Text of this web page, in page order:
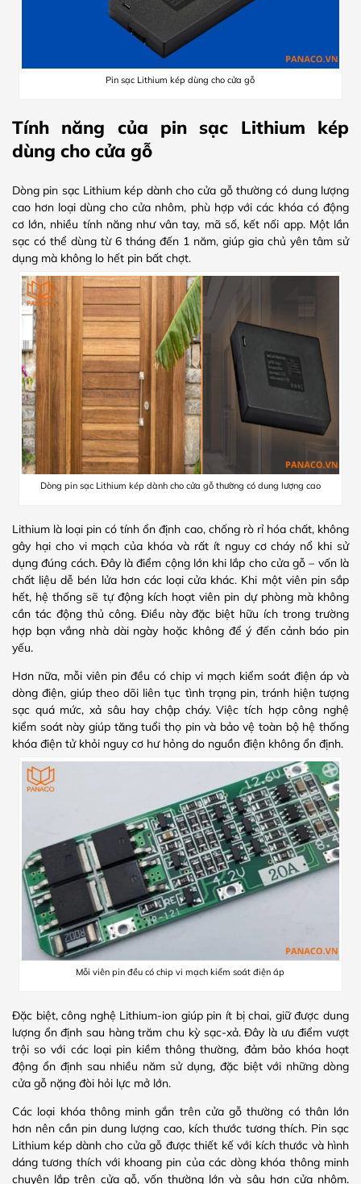
Pin sạc Lithium kép dùng cho cửa gỗ
Tính năng của pin sạc Lithium kép
dùng cho cửa gỗ
Dòng pin sạc Lithium kép dành cho cửa gỗ thường có dung lượng
cao hơn loại dùng cho cửa nhôm, phù hợp với các khóa có động
cơ lớn, nhiều tính năng như vân tay, mã số, kết nối app. Một lần
sạc có thể dùng từ 6 tháng đến 1 năm, giúp gia chủ yên tâm sử
dụng mà không lo hết pin bất chợt.
Dòng pin sạc Lithium kép dành cho cửa gỗ thường có dung lượng cao
Lithium là loại pin có tính ổn định cao, chống rò rỉ hóa chất, không
gây hại cho vi mạch của khóa và rất ít nguy cơ cháy nổ khi sử
dụng đúng cách. Đây là điểm cộng lớn khi lắp cho cửa gỗ – vốn là
chất liệu dễ bén lửa hơn các loại cửa khác. Khi một viên pin sắp
hết, hệ thống sẽ tự động kích hoạt viên pin dự phòng mà không
cần tác động thủ công. Điều này đặc biệt hữu ích trong trường
hợp bạn vắng nhà dài ngày hoặc không để ý đến cảnh báo pin
yếu.
Hơn nữa, mỗi viên pin đều có chip vi mạch kiểm soát điện áp và
dòng điện, giúp theo dõi liên tục tình trạng pin, tránh hiện tượng
sạc quá mức, xả sâu hay chập cháy. Việc tích hợp công nghệ
kiểm soát này giúp tăng tuổi thọ pin và bảo vệ toàn bộ hệ thống
khóa điện tử khỏi nguy cơ hư hỏng do nguồn điện không ổn định.
Mỗi viên pin đều có chip vi mạch kiểm soát điện áp
Đặc biệt, công nghệ Lithium-ion giúp pin ít bị chai, giữ được dung
lượng ổn định sau hàng trăm chu kỳ sạc-xả. Đây là ưu điểm vượt
trội so với các loại pin kiềm thông thường, đảm bảo khóa hoạt
động ổn định sau nhiều năm sử dụng, đặc biệt với những dòng
cửa gỗ nặng đòi hỏi lực mở lớn.
Các loại khóa thông minh gắn trên cửa gỗ thường có thân lớn
hơn nên cần pin dung lượng cao, kích thước tương thích. Pin sạc
Lithium kép dành cho cửa gỗ được thiết kế với kích thước và hình
dáng tương thích với khoang pin của các dòng khóa thông minh
chuyên lắp trên cửa gỗ, vốn thường lớn và sâu hơn cửa nhôm.